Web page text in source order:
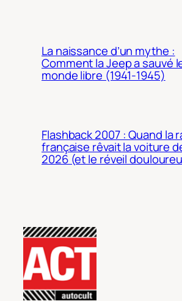
La naissance d’un mythe :
Comment la Jeep a sauvé
monde libre (1941-1945)
Flashback 2007 : Quand la
française rêvait la voiture
2026 (et le réveil